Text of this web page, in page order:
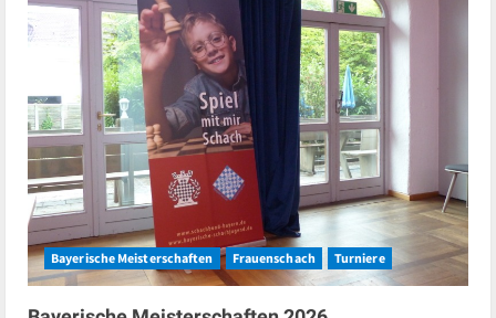
Bayerische Meisterschaften Frauenschach Turniere